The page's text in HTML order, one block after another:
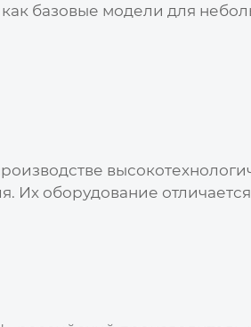
базовые модели для
Их оборудование